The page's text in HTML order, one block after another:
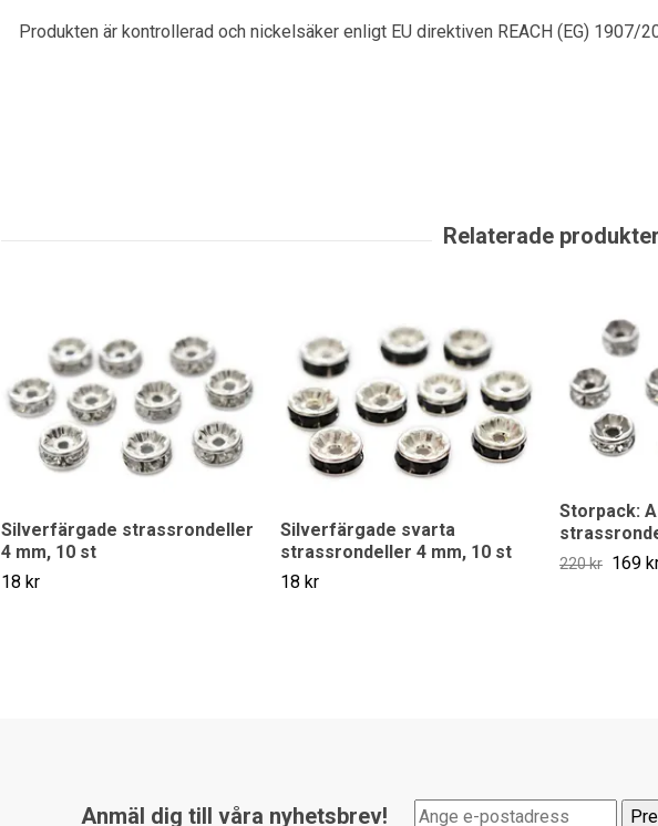
Produkten är kontrollerad och nickelsäker enligt EU direktiven REACH (EG) 1907/
Silverfärgade strassrondeller
4 mm, 10 st
18 kr
Silverfärgade svarta
strassrondeller 4 mm, 10 st
18 kr
Storpack:
220 kr 169
Anmäl dig till våra nyhetsbrev!